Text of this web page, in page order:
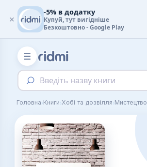
☰
Введіть назву книги
Головна›Книги›Хобі та дозвілля›Мистецтво
×
-5% в додатку
Купуй, тут вигідніше
Безкоштовно - Google Play